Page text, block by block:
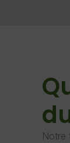
Notre